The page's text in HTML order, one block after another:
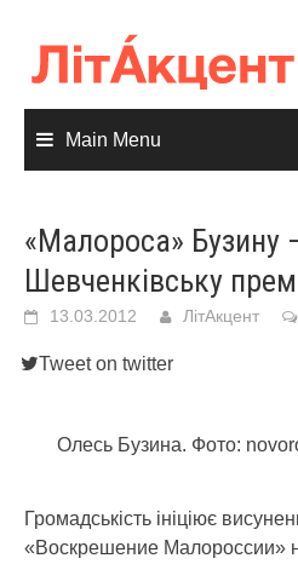
content
Main Menu
«Малороса» Бузину
Шевченківську
13.03.2012 ЛітАкцент
Tweet on twitter
Олесь Бузина. Фото:
Громадськість ініціює
«Воскрешение Малороссии»